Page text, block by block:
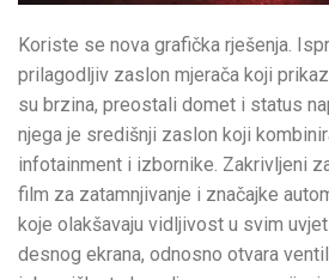
Koriste se nova grafička rješenja.
prilagodljiv zaslon mjerača koji
su brzina, preostali domet i status
njega je središnji zaslon koji
infotainment i izbornike. Zakrivljeni
film za zatamnjivanje i značajke
koje olakšavaju vidljivost u svim
desnog ekrana, odnosno otvara